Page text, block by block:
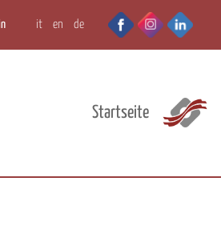
it en de
Startseite